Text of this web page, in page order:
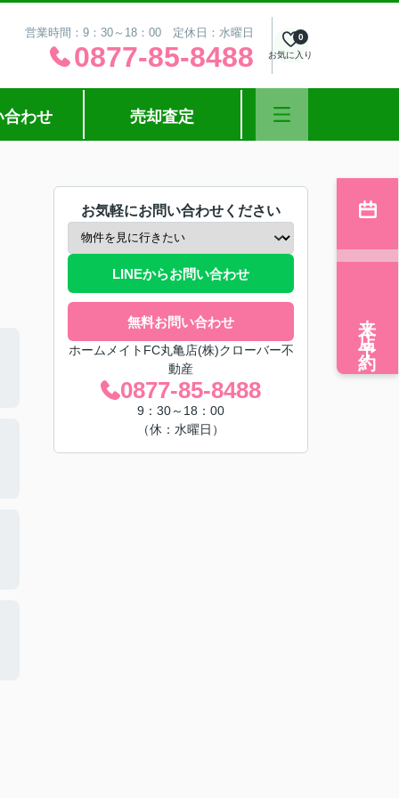
営業時間：9：30～18：00 定休日：水曜日
0877-85-8488 お気に入り
0
合わせ 売却査定
お気軽にお問い合わせください
LINEからお問い合わせ
無料お問い合わせ
ホームメイトFC丸亀店(株)クローバー不
動産
0877-85-8488
9：30～18：00
（休：水曜日）
来店予約